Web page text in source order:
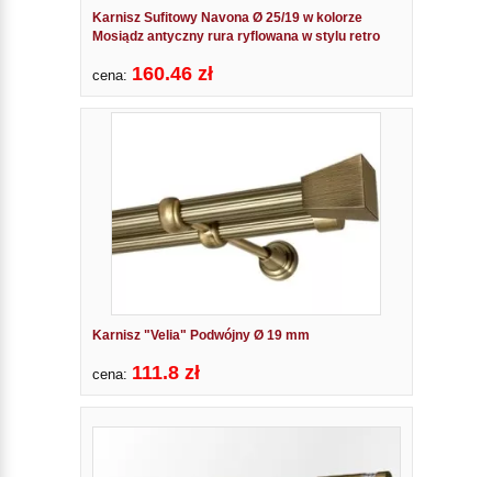
Karnisz Sufitowy Navona Ø 25/19 w kolorze
Mosiądz antyczny rura ryflowana w stylu retro
cena: 160.46 zł
Karnisz "Velia" Podwójny Ø 19 mm
cena: 111.8 zł